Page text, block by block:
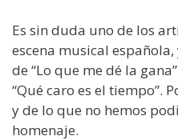
Es sin duda uno de los
escena musical
de “Lo que me dé la
“Qué caro es el tiempo”.
y de lo que no hemos
homenaje.